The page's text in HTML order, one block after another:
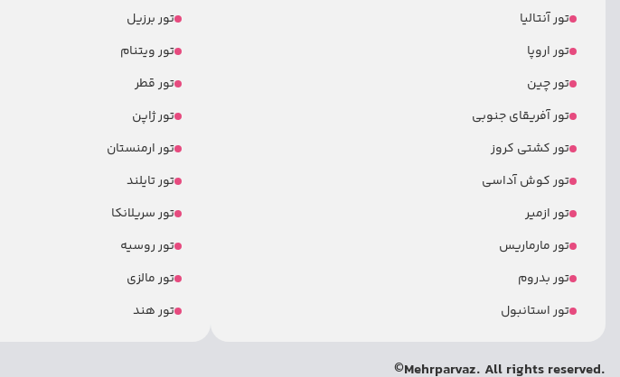
تور آنتالیا
تور اروپا
تور چین
تور آفریقای جنوبی
تور کشتی کروز
تور کوش آداسی
تور ازمیر
تور مارماریس
تور بدروم
تور استانبول
تور برزیل
تور ویتنام
تور قطر
تور ژاپن
تور ارمنستان
تور تایلند
تور سریلانکا
تور روسیه
تور مالزی
تور هند
© .Mehrparvaz. All rights reserved